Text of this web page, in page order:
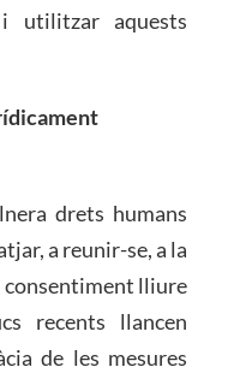
utilitzar aquests
drets humans
a reunir-se, a la
consentiment lliure
recents llancen
de les mesures